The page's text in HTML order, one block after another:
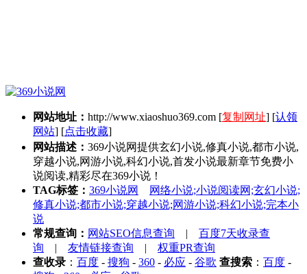
网站地址： http://www.xiaoshuo369.com [复制网址] [认领
网站] [点击收藏]
网站描述： 369小说网提供玄幻小说,修真小说,都市小说,
穿越小说,网游小说,科幻小说,首发小说最新章节免费小
说阅读,精彩尽在369小说！
TAG标签： 369小说网
网络小说;小说阅读网;玄幻小说;
修真小说;都市小说;穿越小说;网游小说;科幻小说;完本小
说
常规查询： 网站SEO信息查询 | 百度7天收录查
询 | 友情链接查询 | 权重PR查询
查收录 ： 百度 - 搜狗 - 360 - 必应 - 谷歌 查搜索 ： 百度 -